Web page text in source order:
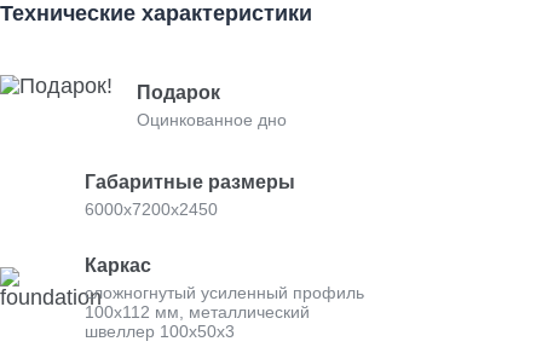
Технические характеристики
Подарок
Оцинкованное дно
Габаритные размеры
6000х7200х2450
Каркас
сложногнутый усиленный профиль
100х112 мм, металлический
швеллер 100х50х3